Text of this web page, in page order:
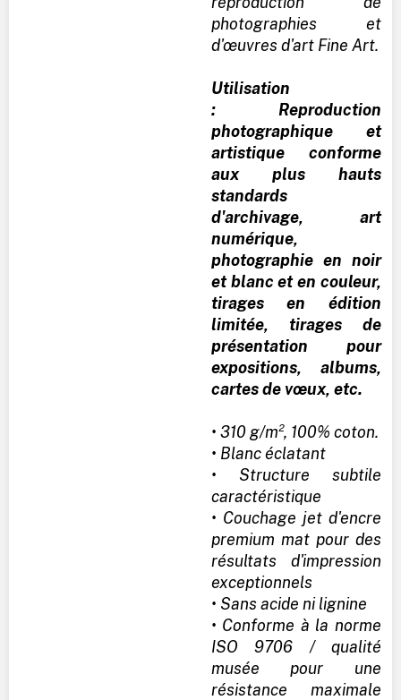
photographies et
d'œuvres d'art Fine Art.
Utilisation
: Reproduction
photographique et
artistique conforme
aux plus hauts
standards
d'archivage, art
numérique,
photographie en noir
et blanc et en couleur,
tirages en édition
limitée, tirages de
présentation pour
expositions, albums,
cartes de vœux, etc.
• 310 g/m², 100% coton.
• Blanc éclatant
• Structure subtile
caractéristique
• Couchage jet d'encre
premium mat pour des
résultats d'impression
exceptionnels
• Sans acide ni lignine
• Conforme à la norme
ISO 9706 / qualité
musée pour une
résistance maximale